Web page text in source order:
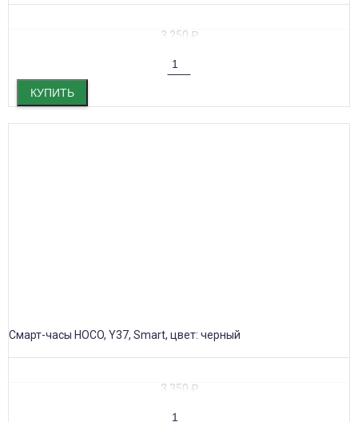
3 250 ₽
КУПИТЬ
Смарт-часы HOCO, Y37, Smart, цвет: черный
3 350 ₽